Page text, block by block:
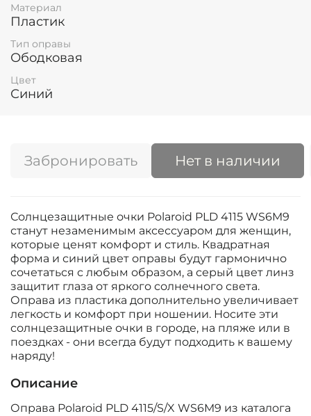
Материал
Пластик
Тип оправы
Ободковая
Цвет
Синий
Забронировать Нет в наличии
Солнцезащитные очки Polaroid PLD 4115 WS6M9
станут незаменимым аксессуаром для женщин,
которые ценят комфорт и стиль. Квадратная
форма и синий цвет оправы будут гармонично
сочетаться с любым образом, а серый цвет линз
защитит глаза от яркого солнечного света.
Оправа из пластика дополнительно увеличивает
легкость и комфорт при ношении. Носите эти
солнцезащитные очки в городе, на пляже или в
поездках - они всегда будут подходить к вашему
наряду!
Описание
Оправа Polaroid PLD 4115/S/X WS6M9 из каталога